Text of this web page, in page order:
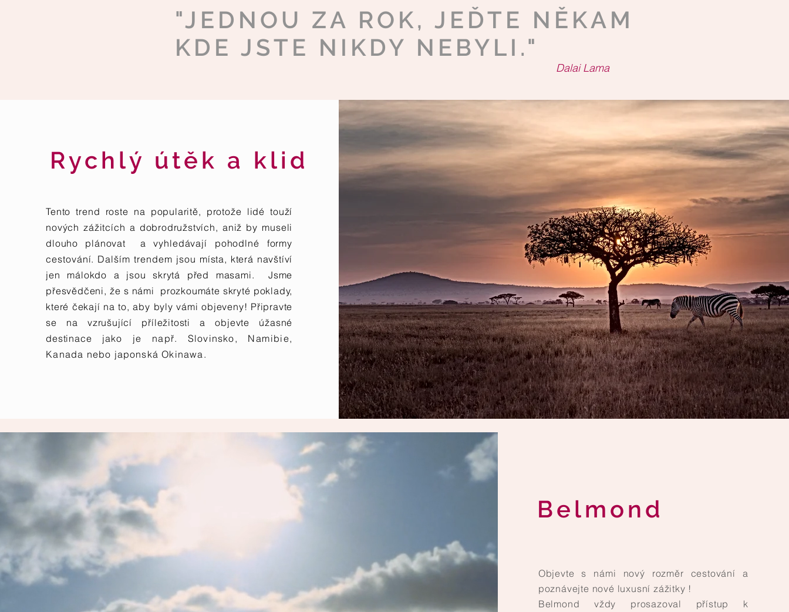
"JEDNOU ZA ROK, JEĎTE NĚKAM
KDE JSTE NIKDY NEBYLI."
Dalai Lama
Jsem odstavec. Klikněte zde pro přidávání a úpravu vlastního textu. Je to snadné.
Rychlý útěk a klid
Tento trend roste na popularitě, protože lidé touží
nových zážitcích a dobrodružstvích, aniž by museli
dlouho plánovat avyhledávají pohodlné formy
cestování. Dalším trendem jsou místa, která navštíví
jen málokdo a jsou skrytá před masami. Jsme
přesvědčeni, že s námi prozkoumáte skryté poklady,
které čekají na to, aby byly vámi objeveny! Připravte
se na vzrušující příležitosti a objevte úžasné
destinace jako je např. Slovinsko, Namibie,
Kanada nebo japonská Okinawa.
Nezapomenutelný zážitek, který pod značkou Belmond
posouvá luxusní cestování na vyšší úroveň. „Zlatý věk
cestování“ se vztahuje na historické období, kdy kouzlo
Belmond
Objevte s námi nový rozměr cestování a
poznávejte nové luxusní zážitky !
Belmond vždy prosazoval přístup k